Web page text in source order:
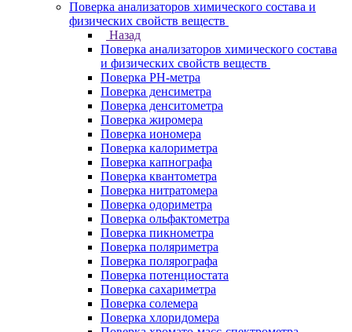
Поверка анализаторов химического состава и
физических свойств веществ
Назад
Поверка анализаторов химического состава
и физических свойств веществ
Поверка PH-метра
Поверка денсиметра
Поверка денситометра
Поверка жиромера
Поверка иономера
Поверка калориметра
Поверка капнографа
Поверка квантометра
Поверка нитратомера
Поверка одориметра
Поверка ольфактометра
Поверка пикнометра
Поверка поляриметра
Поверка полярографа
Поверка потенциостата
Поверка сахариметра
Поверка солемера
Поверка хлоридомера